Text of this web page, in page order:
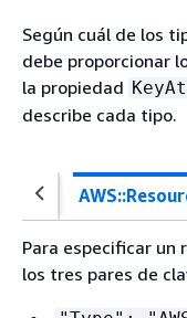
Según cuál de los
debe proporcionar
la propiedad
describe cada tipo.
Para especificar un
los tres pares de